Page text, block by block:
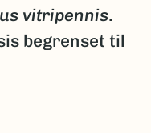
vitripennis.
begrenset til